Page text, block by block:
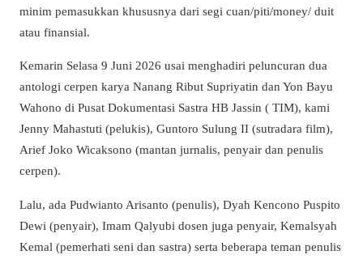
minim pemasukkan khususnya dari segi cuan/piti/money/ duit
atau finansial.
Kemarin Selasa 9 Juni 2026 usai menghadiri peluncuran dua
antologi cerpen karya Nanang Ribut Supriyatin dan Yon Bayu
Wahono di Pusat Dokumentasi Sastra HB Jassin ( TIM), kami
Jenny Mahastuti (pelukis), Guntoro Sulung II (sutradara film),
Arief Joko Wicaksono (mantan jurnalis, penyair dan penulis
cerpen).
Lalu, ada Pudwianto Arisanto (penulis), Dyah Kencono Puspito
Dewi (penyair), Imam Qalyubi dosen juga penyair, Kemalsyah
Kemal (pemerhati seni dan sastra) serta beberapa teman penulis